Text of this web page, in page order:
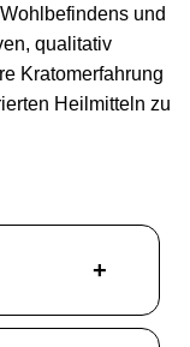
und
qualitativ
Kratomerfahrung
Heilmitteln zu